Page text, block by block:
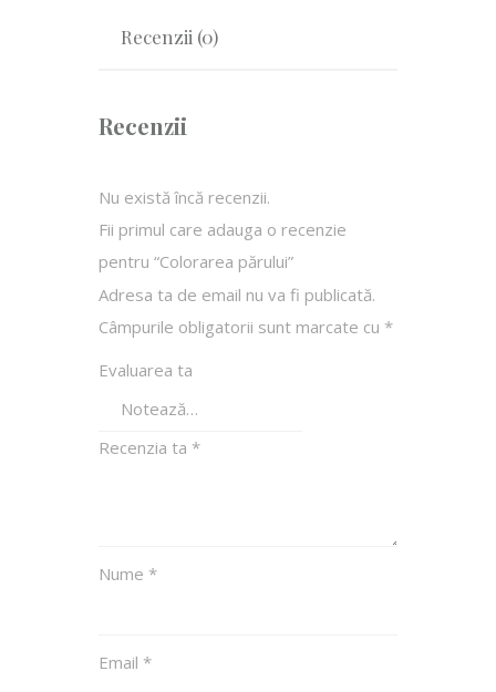
Recenzii (0)
Recenzii
Nu există încă recenzii.
Fii primul care adauga o recenzie
pentru “Colorarea părului”
Adresa ta de email nu va fi publicată.
Câmpurile obligatorii sunt marcate cu *
Evaluarea ta
Recenzia ta *
Nume *
Email *